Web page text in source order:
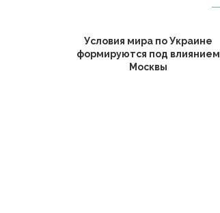
Условия мира по Украине
формируются под влиянием
Москвы